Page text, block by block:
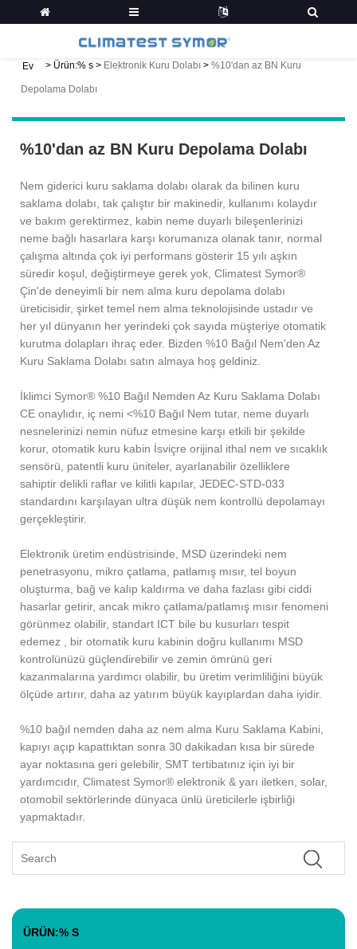
Ev > Ürün:% s > Elektronik Kuru Dolabı > %10'dan az BN Kuru
Depolama Dolabı
%10'dan az BN Kuru Depolama Dolabı
Nem giderici kuru saklama dolabı olarak da bilinen kuru
saklama dolabı, tak çalıştır bir makinedir, kullanımı kolaydır
ve bakım gerektirmez, kabin neme duyarlı bileşenlerinizi
neme bağlı hasarlara karşı korumanıza olanak tanır, normal
çalışma altında çok iyi performans gösterir 15 yılı aşkın
süredir koşul, değiştirmeye gerek yok, Climatest Symor®
Çin'de deneyimli bir nem alma kuru depolama dolabı
üreticisidir, şirket temel nem alma teknolojisinde ustadır ve
her yıl dünyanın her yerindeki çok sayıda müşteriye otomatik
kurutma dolapları ihraç eder. Bizden %10 Bağıl Nem'den Az
Kuru Saklama Dolabı satın almaya hoş geldiniz.
İklimci Symor® %10 Bağıl Nemden Az Kuru Saklama Dolabı
CE onaylıdır, iç nemi <%10 Bağıl Nem tutar, neme duyarlı
nesnelerinizi nemin nüfuz etmesine karşı etkili bir şekilde
korur, otomatik kuru kabin İsviçre orijinal ithal nem ve sıcaklık
sensörü, patentli kuru üniteler, ayarlanabilir özelliklere
sahiptir delikli raflar ve kilitli kapılar, JEDEC-STD-033
standardını karşılayan ultra düşük nem kontrollü depolamayı
gerçekleştirir.
Elektronik üretim endüstrisinde, MSD üzerindeki nem
penetrasyonu, mikro çatlama, patlamış mısır, tel boyun
oluşturma, bağ ve kalıp kaldırma ve daha fazlası gibi ciddi
hasarlar getirir, ancak mikro çatlama/patlamış mısır fenomeni
görünmez olabilir, standart ICT bile bu kusurları tespit
edemez , bir otomatik kuru kabinin doğru kullanımı MSD
kontrolünüzü güçlendirebilir ve zemin ömrünü geri
kazanmalarına yardımcı olabilir, bu üretim verimliliğini büyük
ölçüde artırır, daha az yatırım büyük kayıplardan daha iyidir.
%10 bağıl nemden daha az nem alma Kuru Saklama Kabini,
kapıyı açıp kapattıktan sonra 30 dakikadan kısa bir sürede
ayar noktasına geri gelebilir, SMT tertibatınız için iyi bir
yardımcıdır, Climatest Symor® elektronik & yarı iletken, solar,
otomobil sektörlerinde dünyaca ünlü üreticilerle işbirliği
yapmaktadır.
ÜRÜN:% S